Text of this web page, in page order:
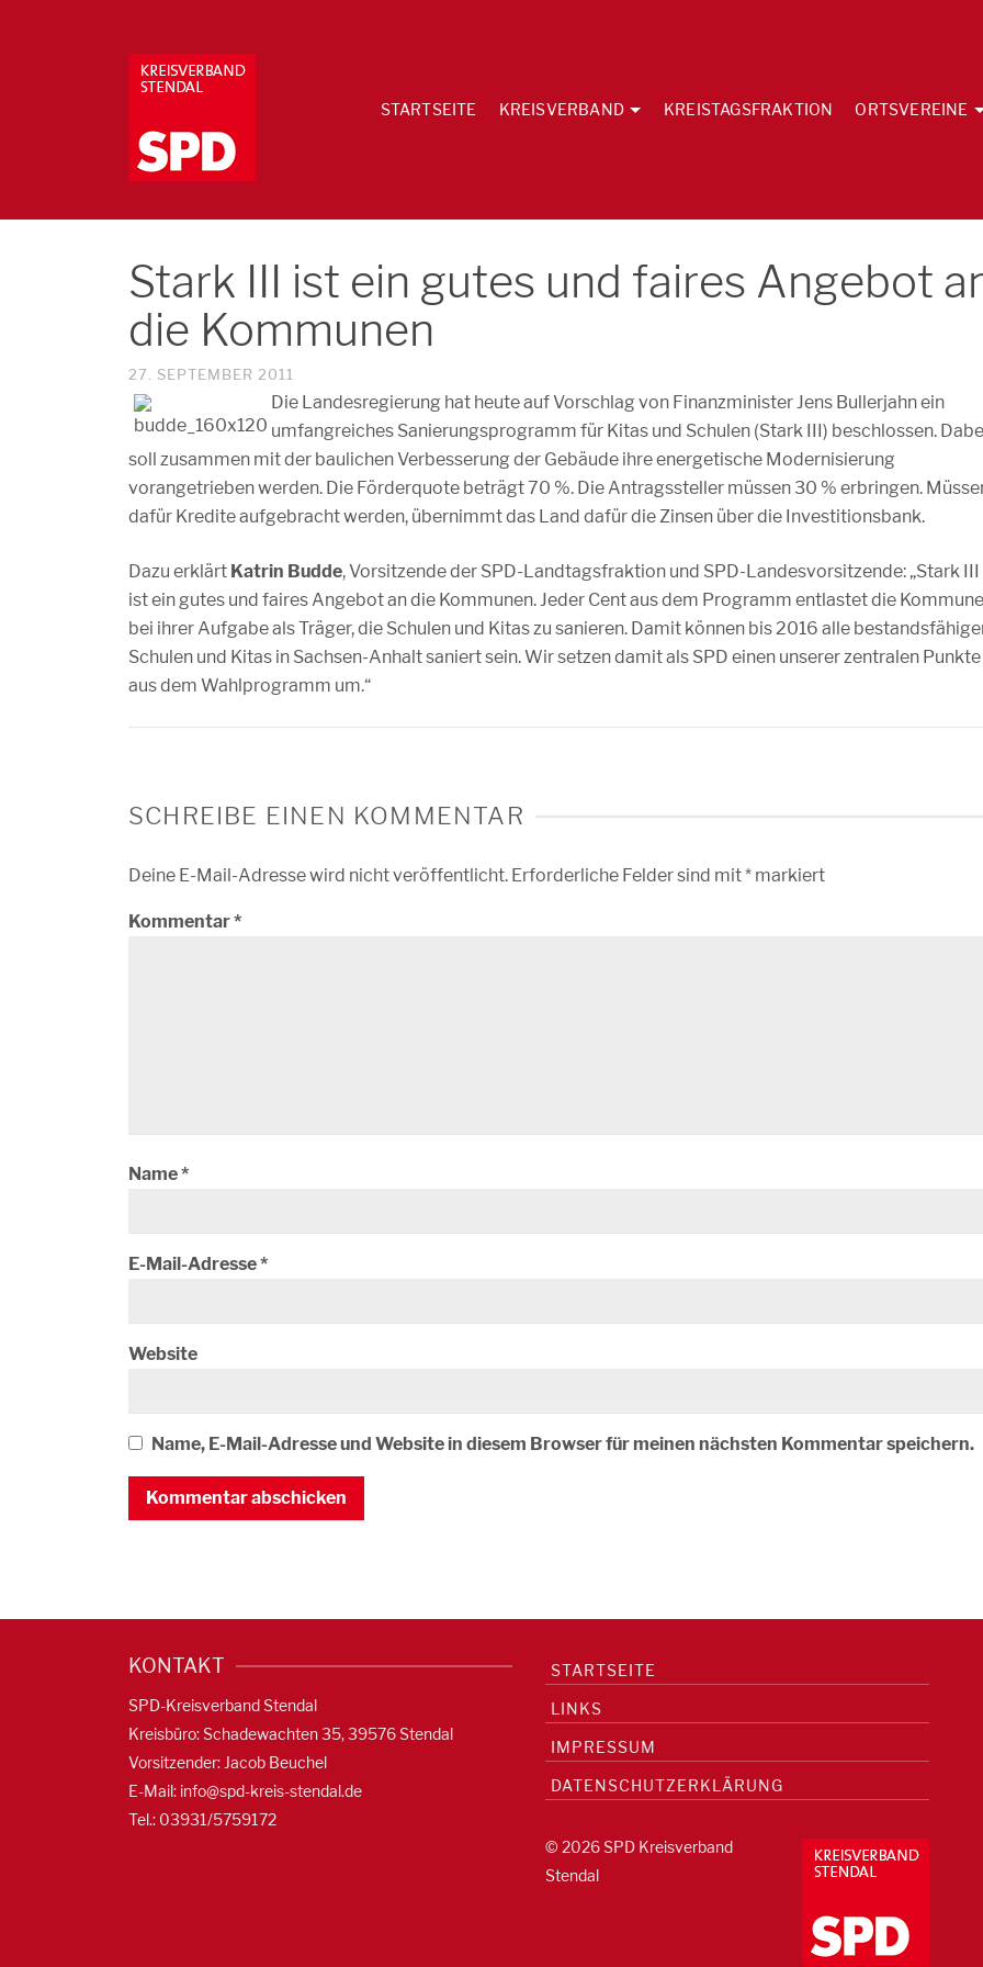
STARTSEITE KREISVERBAND KREISTAGSFRAKTION ORTSVEREINE
Stark III ist ein gutes und faires Angebot
die Kommunen
27. SEPTEMBER 2011
Die Landesregierung hat heute auf Vorschlag von Finanzminister Jens Bullerjahn ein
umfangreiches Sanierungsprogramm für Kitas und Schulen (Stark III) beschlossen.
soll zusammen mit der baulichen Verbesserung der Gebäude ihre energetische Modernisierung
vorangetrieben werden. Die Förderquote beträgt 70 %. Die Antragssteller müssen 30 % erbringen.
dafür Kredite aufgebracht werden, übernimmt das Land dafür die Zinsen über die Investitionsbank.
Dazu erklärt Katrin Budde, Vorsitzende der SPD-Landtagsfraktion und SPD-Landesvorsitzende: „Stark III
ist ein gutes und faires Angebot an die Kommunen. Jeder Cent aus dem Programm entlastet die
bei ihrer Aufgabe als Träger, die Schulen und Kitas zu sanieren. Damit können bis 2016 alle
Schulen und Kitas in Sachsen-Anhalt saniert sein. Wir setzen damit als SPD einen unserer zentralen Punkte
aus dem Wahlprogramm um.“
SCHREIBE EINEN KOMMENTAR
Deine E-Mail-Adresse wird nicht veröffentlicht. Erforderliche Felder sind mit* markiert
Kommentar*
Name*
E-Mail-Adresse*
Website
Name, E-Mail-Adresse und Website in diesem Browser für meinen nächsten Kommentar speichern.
KONTAKT
SPD-Kreisverband Stendal
Kreisbüro: Schadewachten 35, 39576 Stendal
Vorsitzender: Jacob Beuchel
E-Mail: info@spd-kreis-stendal.de
Tel.: 03931/5759172
STARTSEITE
LINKS
IMPRESSUM
DATENSCHUTZERKLÄRUNG
© 2026 SPD Kreisverband
Stendal